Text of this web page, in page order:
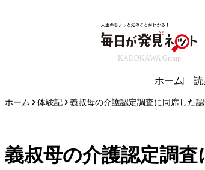
KADOKAWA Group
ホーム 読
ホーム 体験記 義叔母の介護認定調査に同席した
義叔母の介護認定調